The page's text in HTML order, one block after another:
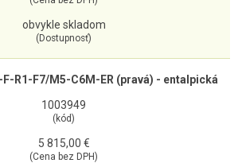
obvykle skladom
(Dostupnosť)
F-R1-F7/M5-C6M-ER (pravá) - entalpická
1003949
(kód)
5 815,00 €
(Cena bez DPH)